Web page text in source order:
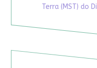
Terra (MST) do